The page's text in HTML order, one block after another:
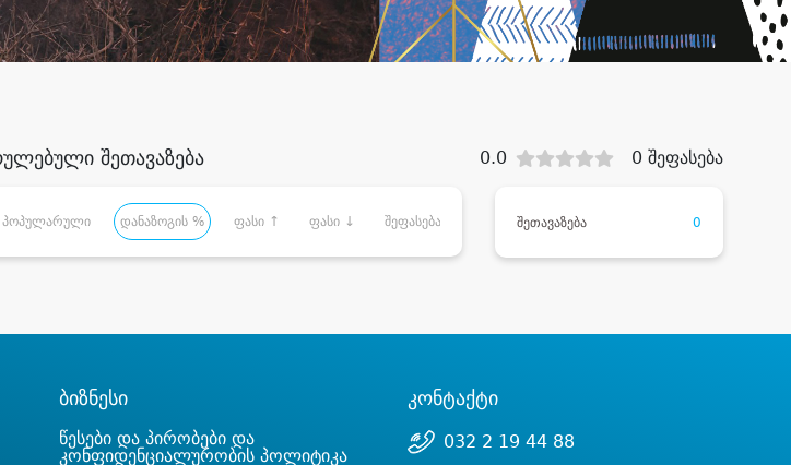
შეთავაზება 0.0 0 შეფასება
პოპულარული დანაზოგის % ფასი ↑ ფასი ↓ შეფასება შეთავაზება 0
ბიზნესი
წესები და პირობები და
კონფიდენციალურობის პოლიტიკა
კონტაქტი
032 2 19 44 88